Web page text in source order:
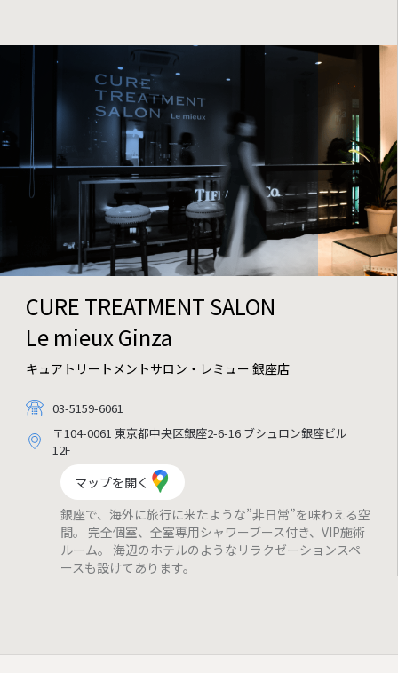
CURE TREATMENT SALON
Le mieux Ginza
キュアトリートメントサロン・レミュー 銀座店
03-5159-6061
〒104-0061 東京都中央区銀座2-6-16 ブシュロン銀座ビル
12F
マップを開く
銀座で、海外に旅行に来たような”非日常”を味わえる空
間。 完全個室、全室専用シャワーブース付き、VIP施術
ルーム。 海辺のホテルのようなリラクゼーションスペ
ースも設けてあります。